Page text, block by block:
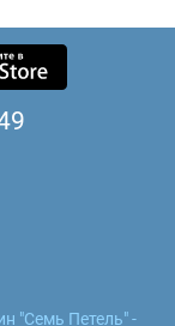
"Семь Петель" -